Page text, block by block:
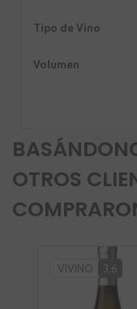
Tipo de Vino
Volumen
OTROS
VIVINO 3,6